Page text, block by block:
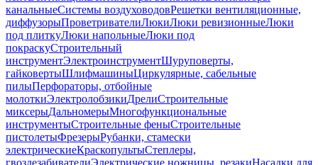
канальныеСистемы воздуховодовРешетки вентиляционные,
диффузорыПроветривателиЛюкиЛюки ревизионныеЛюки
под плиткуЛюки напольныеЛюки под
покраскуСтроительный
инструментЭлектроинструментШуруповерты,
гайковертыШлифмашиныЦиркулярные, сабельные
пилыПерфораторы, отбойные
молоткиЭлектролобзикиДрелиСтроительные
миксерыДальномерыМногофункциональные
инструментыСтроительные феныСтроительные
пистолетыФрезерыРубанки, стамески
электрическиеКраскопультыСтеплеры,
гвоздезабивателиЭлектрические ножницы, резакиНасадки для